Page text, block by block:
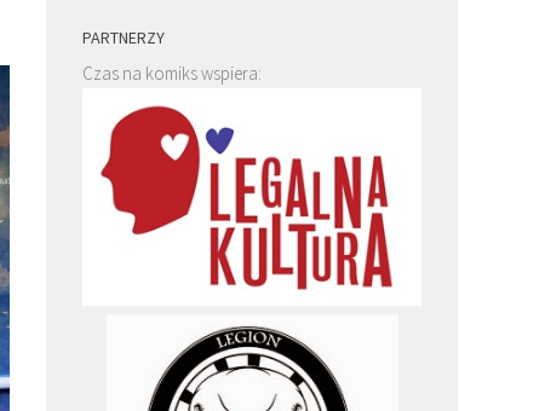
PARTNERZY
Czas na komiks wspiera: